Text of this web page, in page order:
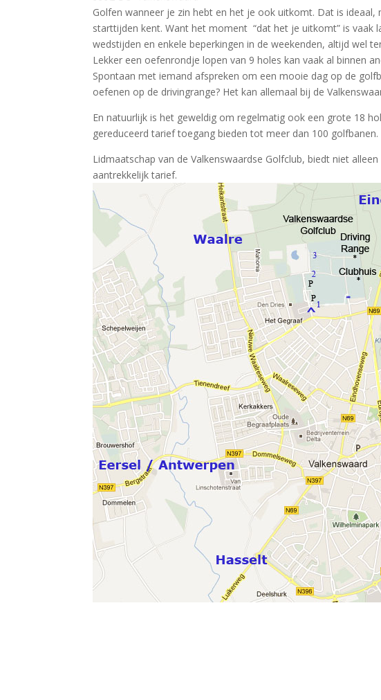
Golfen wanneer je zin hebt en het je ook uitkomt. Dat is
starttijden kent. Want het moment “dat het je uitkomt” is vaak
wedstijden en enkele beperkingen in de weekenden, altijd wel
Lekker een oefenrondje lopen van 9 holes kan vaak al binnen
Spontaan met iemand afspreken om een mooie dag op de
oefenen op de drivingrange? Het kan allemaal bij de
En natuurlijk is het geweldig om regelmatig ook een grote 18
gereduceerd tarief toegang bieden tot meer dan 100 golfbanen.
Lidmaatschap van de Valkenswaardse Golfclub, biedt niet
aantrekkelijk tarief.